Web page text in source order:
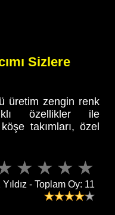
Sizlere
üretim zengin renk
özellikler ile
takımları, özel
- Toplam Oy: 11